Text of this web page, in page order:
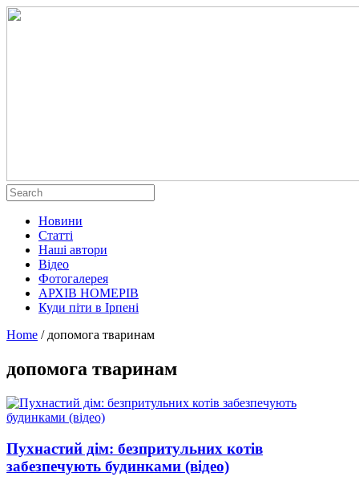
Новини
Статті
Наші автори
Відео
Фотогалерея
АРХІВ НОМЕРІВ
Куди піти в Ірпені
Home / допомога тваринам
допомога тваринам
Пухнастий дім: безпритульних котів
забезпечують будинками (відео)